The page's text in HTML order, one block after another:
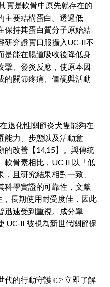
實是軟骨中原先就存在的
主要結構蛋白。透過低
保持其蛋白質分子原始結
研究證實口服攝入UC-II不
是能在腸道吸收後降低身
擊、發炎反應，使原本因
的關節疼痛、僵硬與活動
退化性關節炎犬隻能夠在
能力、步態以及活動意
的改善【14,15】。與傳統
軟骨素相比，UC-II 以「低
且研究結果相對一致、
科學實證的可靠性，文獻
長期使用耐受度佳，因此
迅速受到重視。成分單
UC-II 被視為新世代關節保
代的行動守護👉 立即了解